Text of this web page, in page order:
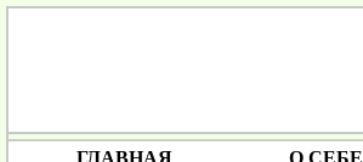
ГЛАВНАЯ О СЕБЕ